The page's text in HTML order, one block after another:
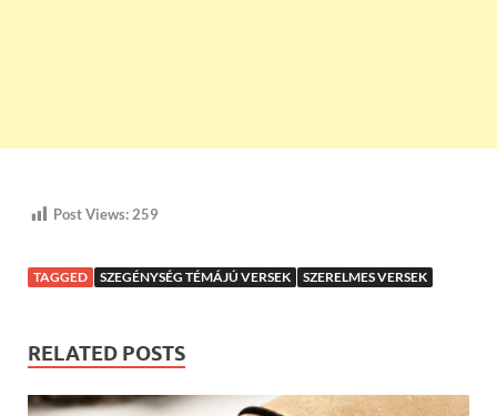
Post Views: 259
TAGGED SZEGÉNYSÉG TÉMÁJÚ VERSEK SZERELMES VERSEK
RELATED POSTS